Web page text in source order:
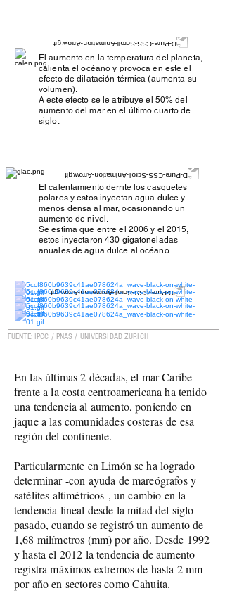
El aumento en la temperatura del planeta,
calienta el océano y provoca en este el
efecto de dilatación térmica (aumenta su
volumen).
A este efecto se le atribuye el 50% del
aumento del mar en el último cuarto de
siglo.
El calentamiento derrite los casquetes
polares y estos inyectan agua dulce y
menos densa al mar, ocasionando un
aumento de nivel.
Se estima que entre el 2006 y el 2015,
estos inyectaron 430 gigatoneladas
anuales de agua dulce al océano.
FUENTE: IPCC / PNAS / UNIVERSIDAD ZURICH
En las últimas 2 décadas, el mar Caribe
frente a la costa centroamericana ha tenido
una tendencia al aumento, poniendo en
jaque a las comunidades costeras de esa
región del continente.
Particularmente en Limón se ha logrado
determinar -con ayuda de mareógrafos y
satélites altimétricos-, un cambio en la
tendencia lineal desde la mitad del siglo
pasado, cuando se registró un aumento de
1,68 milímetros (mm) por año. Desde 1992
y hasta el 2012 la tendencia de aumento
registra máximos extremos de hasta 2 mm
por año en sectores como Cahuita.